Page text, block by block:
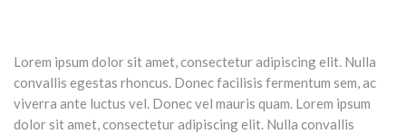
Lorem ipsum dolor sit amet, consectetur adipiscing elit. Nulla
convallis egestas rhoncus. Donec facilisis fermentum sem, ac
viverra ante luctus vel. Donec vel mauris quam. Lorem ipsum
dolor sit amet, consectetur adipiscing elit. Nulla convallis